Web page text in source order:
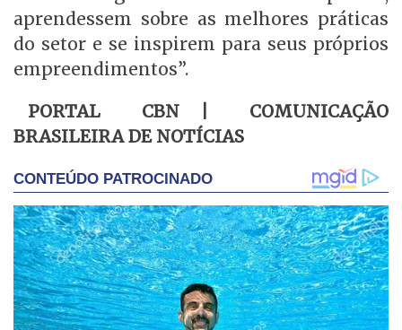
aprendessem sobre as melhores práticas
do setor e se inspirem para seus próprios
empreendimentos”.
PORTAL CBN | COMUNICAÇÃO
BRASILEIRA DE NOTÍCIAS